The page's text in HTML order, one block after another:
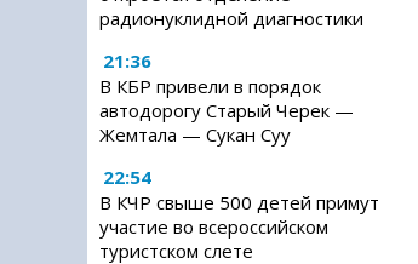
радионуклидной диагностики
21:36
В КБР привели в порядок
автодорогу Старый Черек —
Жемтала — Сукан Суу
22:54
В КЧР свыше 500 детей примут
участие во всероссийском
туристском слете